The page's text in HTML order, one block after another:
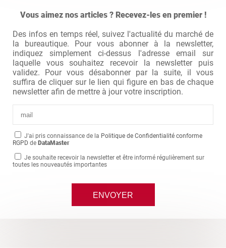
Vous aimez nos articles ? Recevez-les en premier !
Des infos en temps réel, suivez l'actualité du marché de
la bureautique. Pour vous abonner à la newsletter,
indiquez simplement ci-dessus l'adresse email sur
laquelle vous souhaitez recevoir la newsletter puis
validez. Pour vous désabonner par la suite, il vous
suffira de cliquer sur le lien qui figure en bas de chaque
newsletter afin de mettre à jour votre inscription.
J'ai pris connaissance de la Politique de Confidentialité conforme
RGPD de DataMaster
Je souhaite recevoir la newsletter et être informé régulièrement sur
toutes les nouveautés importantes